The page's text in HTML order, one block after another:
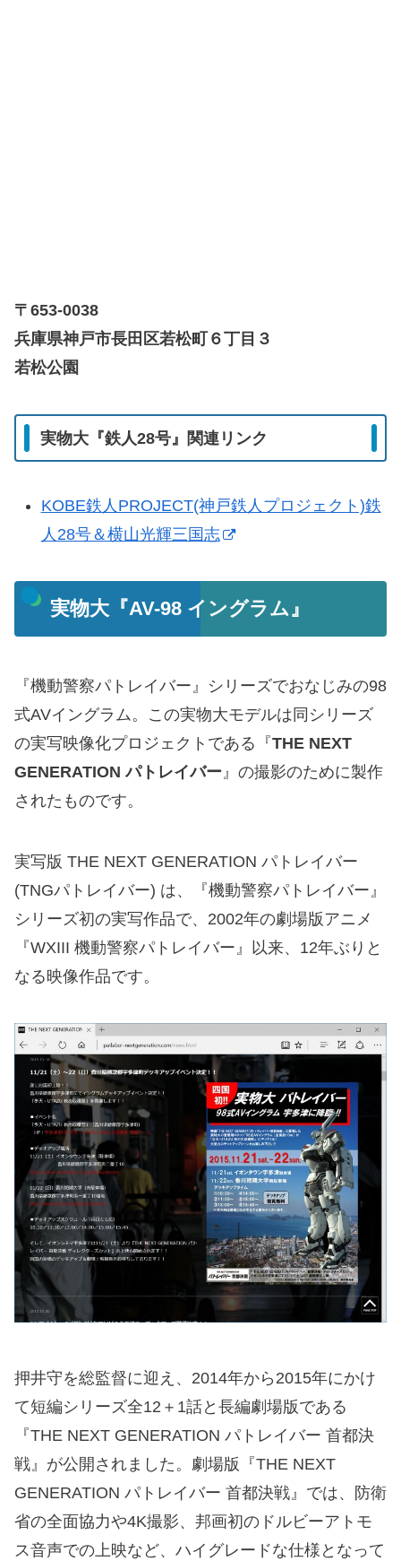
〒653-0038
兵庫県神戸市長田区若松町６丁目３
若松公園
実物大『鉄人28号』関連リンク
KOBE鉄人PROJECT(神戸鉄人プロジェクト)鉄
人28号＆横山光輝三国志
実物大『AV-98 イングラム』
『機動警察パトレイバー』シリーズでおなじみの98
式AVイングラム。この実物大モデルは同シリーズ
の実写映像化プロジェクトである『THE NEXT
GENERATION パトレイバー』の撮影のために製作
されたものです。
実写版 THE NEXT GENERATION パトレイバー
(TNGパトレイバー) は、『機動警察パトレイバー』
シリーズ初の実写作品で、2002年の劇場版アニメ
『WXIII 機動警察パトレイバー』以来、12年ぶりと
なる映像作品です。
押井守を総監督に迎え、2014年から2015年にかけ
て短編シリーズ全12＋1話と長編劇場版である
『THE NEXT GENERATION パトレイバー 首都決
戦』が公開されました。劇場版『THE NEXT
GENERATION パトレイバー 首都決戦』では、防衛
省の全面協力や4K撮影、邦画初のドルビーアトモ
ス音声での上映など、ハイグレードな仕様となって